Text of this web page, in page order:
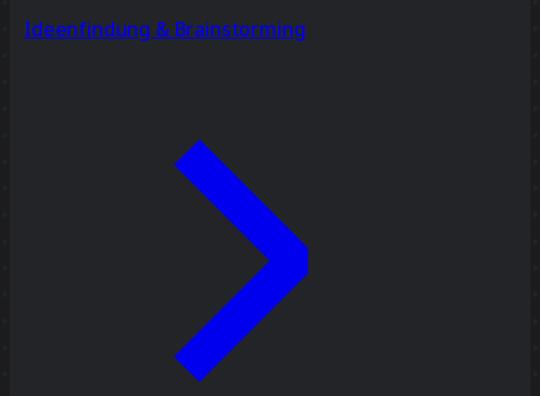
Ideenfindung & Brainstorming